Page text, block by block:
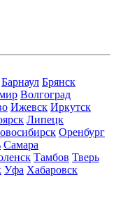
Барнаул Брянск
Волгоград
Ижевск Иркутск
Липецк
Оренбург
Самара
Тамбов Тверь
Уфа Хабаровск